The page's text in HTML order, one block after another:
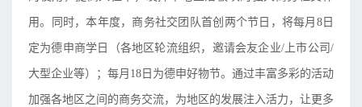
用。同时，本年度，商务社交团队首创两个节日，将每月8日
定为德申商学日（各地区轮流组织，邀请会友企业/上市公司/
大型企业等）；每月18日为德申好物节。通过丰富多彩的活动
加强各地区之间的商务交流，为地区的发展注入活力，让更多